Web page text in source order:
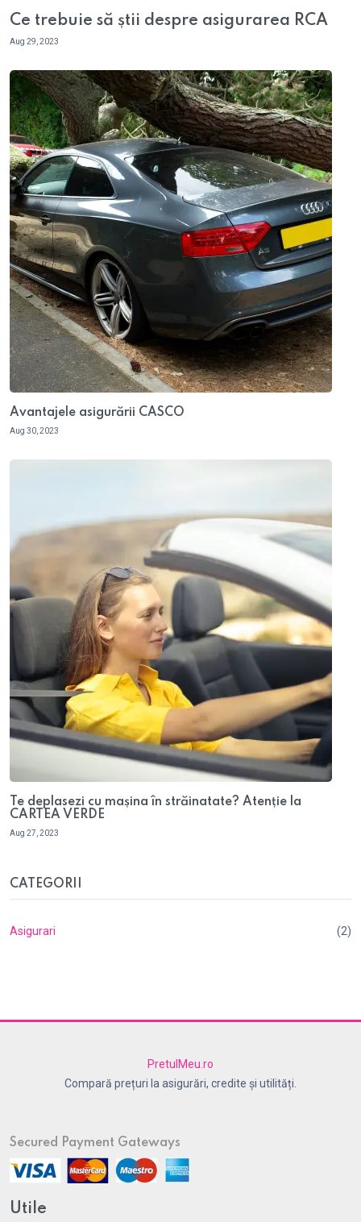
Ce trebuie să știi despre asigurarea RCA
Aug 29, 2023
Avantajele asigurării CASCO
Aug 30, 2023
Te deplasezi cu mașina în străinatate? Atenție la
CARTEA VERDE
Aug 27, 2023
CATEGORII
Asigurari (2)
PretulMeu.ro
Compară prețuri la asigurări, credite și utilități.
Secured Payment Gateways
Utile